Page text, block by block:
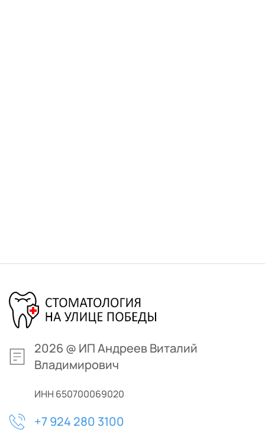
2026 @ ИП Андреев Виталий
Владимирович
ИНН 650700069020
+7 924 280 3100